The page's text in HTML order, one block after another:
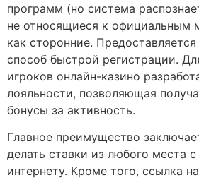
программ (но система
не относящиеся к официальным
как сторонние.
способ быстрой регистрации.
игроков онлайн-казино
лояльности, позволяющая
бонусы за активность.
Главное преимущество
делать ставки из любого места
интернету. Кроме того, ссылка